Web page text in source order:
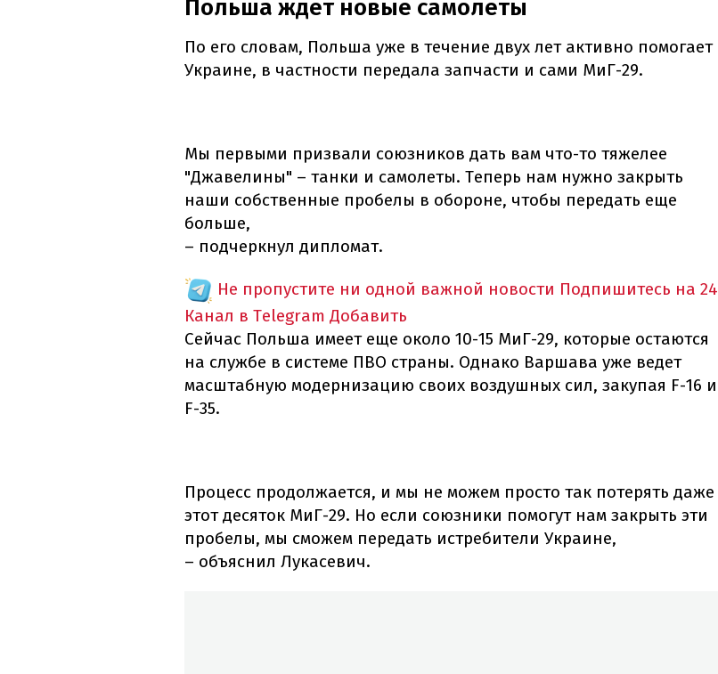
Польша ждет новые самолеты
По его словам, Польша уже в течение двух лет активно помогает
Украине, в частности передала запчасти и сами МиГ-29.
Мы первыми призвали союзников дать вам что-то тяжелее
"Джавелины" – танки и самолеты. Теперь нам нужно закрыть
наши собственные пробелы в обороне, чтобы передать еще
больше,
– подчеркнул дипломат.
Не пропустите ни одной важной новости Подпишитесь на 24
Канал в Telegram Добавить
Сейчас Польша имеет еще около 10-15 МиГ-29, которые остаются
на службе в системе ПВО страны. Однако Варшава уже ведет
масштабную модернизацию своих воздушных сил, закупая F-16 и
F-35.
Процесс продолжается, и мы не можем просто так потерять даже
этот десяток МиГ-29. Но если союзники помогут нам закрыть эти
пробелы, мы сможем передать истребители Украине,
– объяснил Лукасевич.